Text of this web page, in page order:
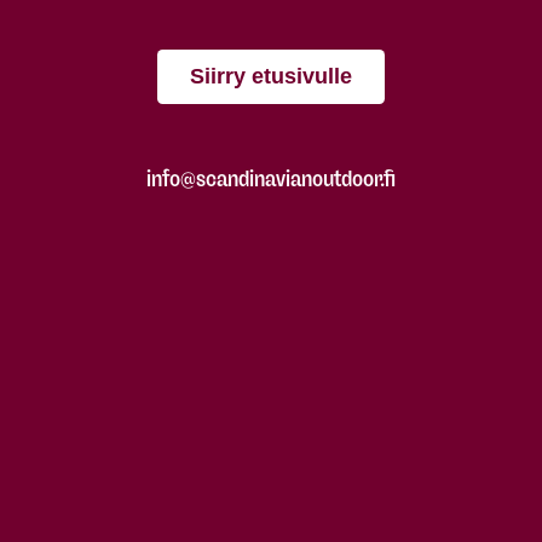
Siirry etusivulle
info@scandinavianoutdoor.fi